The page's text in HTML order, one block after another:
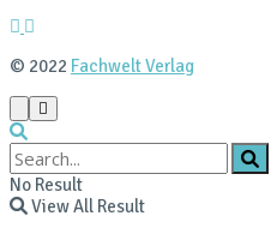
© 2022 Fachwelt Verlag
No Result
View All Result